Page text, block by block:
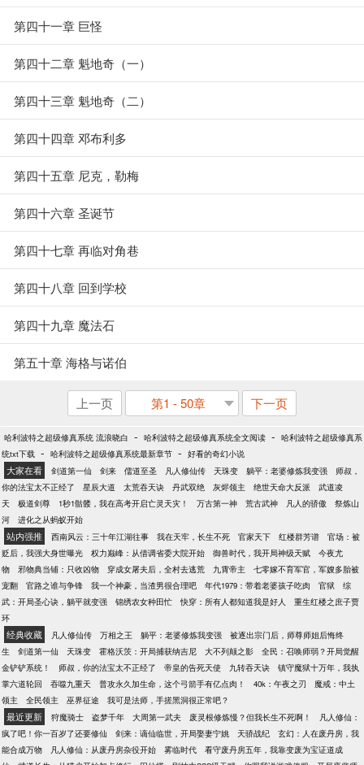
第四十一章 巨怪
第四十二章 魁地奇（一）
第四十三章 魁地奇（二）
第四十四章 邓布利多
第四十五章 尼克，勒梅
第四十六章 圣诞节
第四十七章 再临对角巷
第四十八章 回到学校
第四十九章 魔法石
第五十章 海格与诺伯
上一页 第1 - 50章 下一页
哈利波特之超级修真系统 流浪晓白 - 哈利波特之超级修真系统全文阅读 - 哈利波特之超级修真系
统txt下载 - 哈利波特之超级修真系统最新章节 - 好看的奇幻小说
大家在看 剑道第一仙 剑来 儒道至圣 凡人修仙传 天珠变 躺平：老婆修炼我变强
师叔，
你的法宝太不正经了
星辰大道 太荒吞天诀 丹武双绝 灰烬领主 绝世天命大反派
武道凌
天
极道剑尊 1秒1骷髅，我在高考开启亡灵天灾！ 万古第一神 荒古武神 凡人的骄傲
祭炼山
河
进化之从蚂蚁开始
站内强推 西南风云：三十年江湖往事 我在天牢，长生不死 官家天下 红楼群芳谱
官场：被
贬后，我强大身世曝光
权力巅峰：从借调省委大院开始 御兽时代，我开局神级天赋
今夜尤
物
邪物典当铺：只收凶物 穿成女屠夫后，全村去逃荒 九霄帝主
七零嫁不育军官，军嫂多胎被
宠翻
官路之谁与争锋 我一个神豪，当渣男很合理吧 年代1979：带着老婆孩子吃肉 官狱
综
武：开局圣心诀，躺平就变强
锦绣农女种田忙 快穿：所有人都知道我是好人
重生红楼之庶子贾
环
经典收藏 凡人修仙传 万相之王 躺平：老婆修炼我变强
被逐出宗门后，师尊师姐后悔终
生
剑道第一仙 天珠变 霍格沃茨：开局捕获纳吉尼 大不列颠之影
全民：召唤师弱？开局觉醒
金铲铲系统！
师叔，你的法宝太不正经了 帝皇的告死天使 九转吞天诀
镇守魔狱十万年，我执
掌六道轮回
吞噬九重天 普攻永久加生命，这个弓箭手有亿点肉！ 40k：午夜之刃
魔戒：中土
领主
全民领主 巫界征途 我可是法师，手搓黑洞很正常吧？
最近更新 狩魔骑士 盗梦千年 大周第一武夫 废灵根修炼慢？但我长生不死啊！
凡人修仙：
疯了吧！你一百岁了还要修仙
剑来：谪仙临世，开局娶妻宁姚 天骄战纪
玄幻：人在废丹房，我
能合成万物
凡人修仙：从废丹房杂役开始 雾临时代
看守废丹房五年，我靠变废为宝证道成